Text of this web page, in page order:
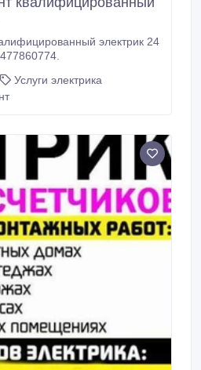
Услуги электрика